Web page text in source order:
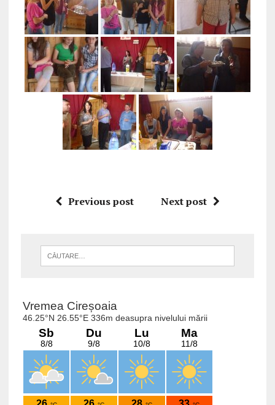
Previous post Next post